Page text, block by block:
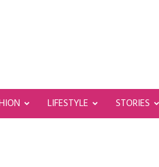
LIFESTYLE STORIES